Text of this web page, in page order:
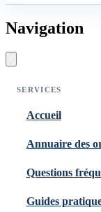
Navigation
SERVICES
Accueil
Annuaire des
Questions
Guides